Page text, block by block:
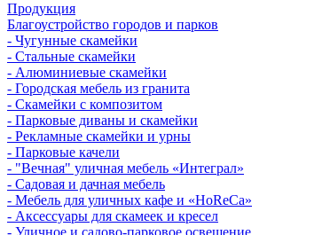
Продукция
Благоустройство городов и парков
- Чугунные скамейки
- Стальные скамейки
- Алюминиевые скамейки
- Городская мебель из гранита
- Скамейки с композитом
- Парковые диваны и скамейки
- Рекламные скамейки и урны
- Парковые качели
- "Вечная" уличная мебель «Интеграл»
- Садовая и дачная мебель
- Мебель для уличных кафе и «HoReCa»
- Аксессуары для скамеек и кресел
- Уличное и садово-парковое освещение